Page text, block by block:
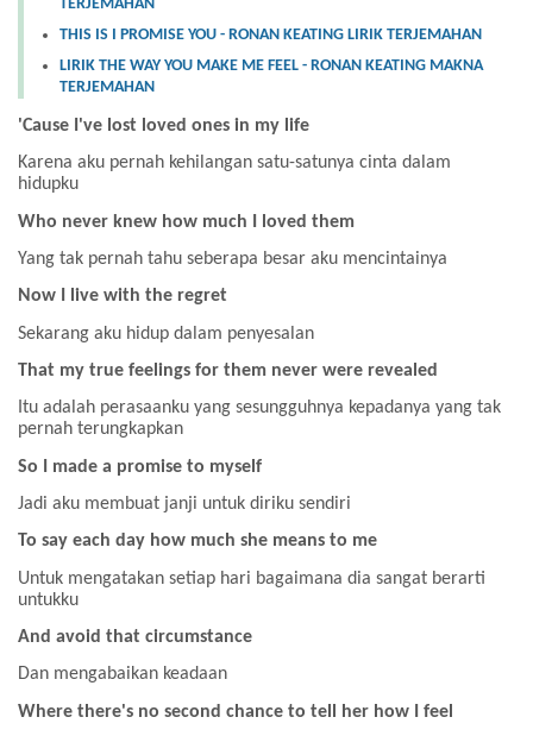
TERJEMAHAN
THIS IS I PROMISE YOU - RONAN KEATING LIRIK TERJEMAHAN
LIRIK THE WAY YOU MAKE ME FEEL - RONAN KEATING MAKNA
TERJEMAHAN
'Cause I've lost loved ones in my life
Karena aku pernah kehilangan satu-satunya cinta dalam
hidupku
Who never knew how much I loved them
Yang tak pernah tahu seberapa besar aku mencintainya
Now I live with the regret
Sekarang aku hidup dalam penyesalan
That my true feelings for them never were revealed
Itu adalah perasaanku yang sesungguhnya kepadanya yang tak
pernah terungkapkan
So I made a promise to myself
Jadi aku membuat janji untuk diriku sendiri
To say each day how much she means to me
Untuk mengatakan setiap hari bagaimana dia sangat berarti
untukku
And avoid that circumstance
Dan mengabaikan keadaan
Where there's no second chance to tell her how I feel